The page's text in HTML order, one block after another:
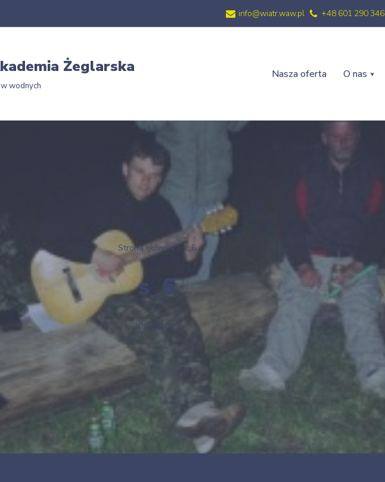
info@wiatr.waw.pl +48 601 290 346
Żeglarska
wodnych
Nasza oferta O nas
Strona główna» s_6
s_6
30/12/2012